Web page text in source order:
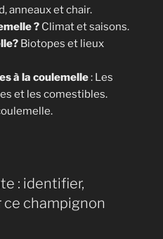
anneaux et chair.
? Climat et saisons.
Biotopes et lieux
à la coulemelle: Les
et les comestibles.
: identifier,
ce champignon